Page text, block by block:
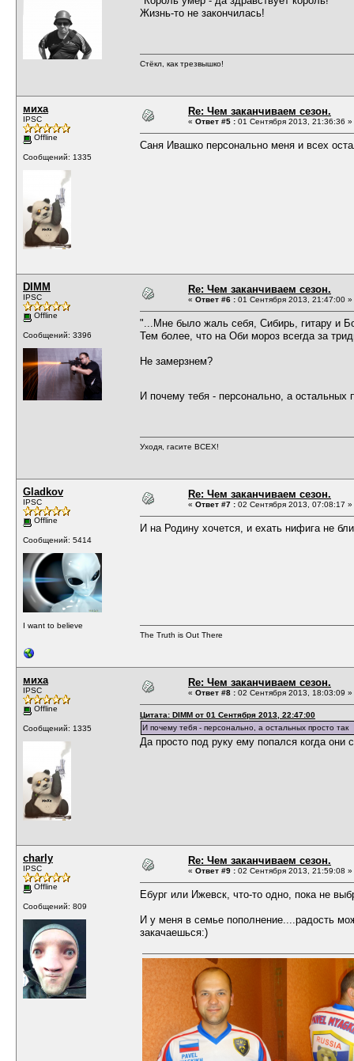
Жизнь-то не закончилась!
Стёкл, как трезвышко!
миха
IPSC
Offline
Сообщений: 1335
Re: Чем заканчиваем сезон.
« Ответ #5 : 01 Сентября 2013, 21:36:36 »
Саня Ивашко персонально меня и всех
DIMM
IPSC
Offline
Сообщений: 3396
Re: Чем заканчиваем сезон.
« Ответ #6 : 01 Сентября 2013, 21:47:00 »
"...Мне было жаль себя, Сибирь, гитару и
Тем более, что на Оби мороз всегда за
Не замерзнем?
И почему тебя - персонально, а остальных
Уходя, гасите ВСЕХ!
Gladkov
IPSC
Offline
Сообщений: 5414
I want to believe
Re: Чем заканчиваем сезон.
« Ответ #7 : 02 Сентября 2013, 07:08:17 »
И на Родину хочется, и ехать нифига не
The Truth is Out There
миха
IPSC
Offline
Сообщений: 1335
Re: Чем заканчиваем сезон.
« Ответ #8 : 02 Сентября 2013, 18:03:09 »
Цитата: DIMM от 01 Сентября 2013, 22:47:00
И почему тебя - персонально, а остальных просто так
Да просто под руку ему попался когда
charly
IPSC
Offline
Сообщений: 809
Re: Чем заканчиваем сезон.
« Ответ #9 : 02 Сентября 2013, 21:59:08 »
Ебург или Ижевск, что-то одно, пока не
И у меня в семье пополнение....радость
закачаешься:)